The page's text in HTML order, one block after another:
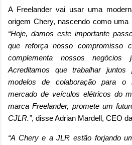
A Freelander vai usar uma
origem Chery, nascendo como
“Hoje, damos este importante
que reforça nosso compromisso
complementa nossos
Acreditamos que trabalhar juntos
modelos de colaboração para o
mercado de veículos elétricos do
marca Freelander, promete um
CJLR.”, disse Adrian Mardell, CEO
“A Chery e a JLR estão forjando